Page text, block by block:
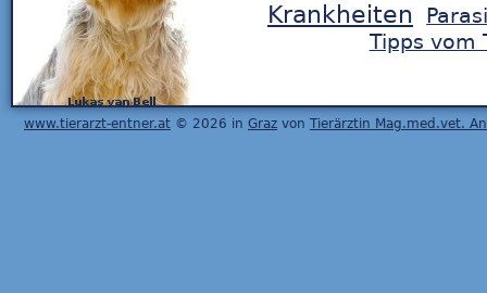
www.tierarzt-entner.at © 2026 in Graz von Tierärztin Mag.med.vet.
Krankheiten
Tipps vom